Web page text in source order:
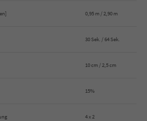
0,95 m / 2,90 m
30 Sek. / 64 Sek.
10 cm / 2,5 cm
15%
4 x 2